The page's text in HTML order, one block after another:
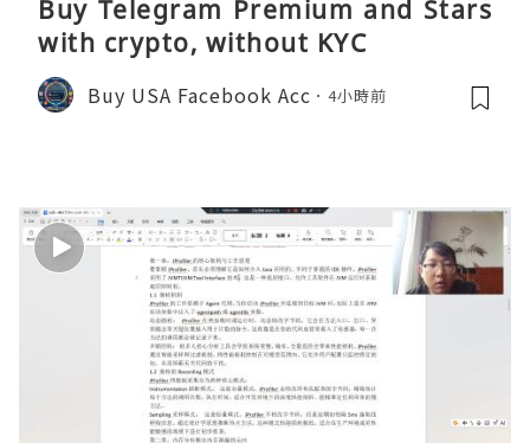
Buy Telegram Premium and Stars
with crypto, without KYC
Buy USA Facebook Acc 4小時前